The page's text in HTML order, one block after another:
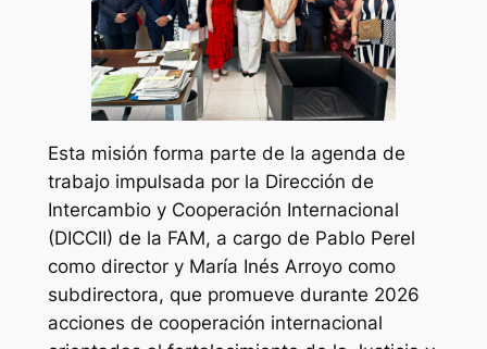
Esta misión forma parte de la agenda de
trabajo impulsada por la Dirección de
Intercambio y Cooperación Internacional
(DICCII) de la FAM, a cargo de Pablo Perel
como director y María Inés Arroyo como
subdirectora, que promueve durante 2026
acciones de cooperación internacional